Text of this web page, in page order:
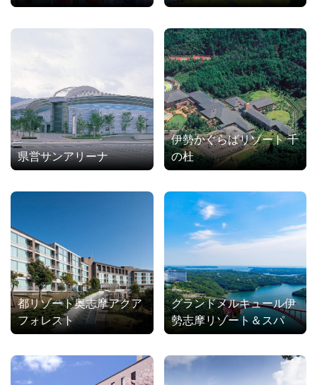
県営サンアリーナ
伊勢かぐらばリゾート 千
の杜
都リゾート奥志摩アクア
フォレスト
グランドメルキュール伊
勢志摩リゾート＆スパ